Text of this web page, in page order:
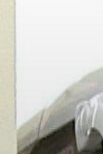
LÁTVÁNYOSSÁGOK
GYÖNGYÖS
VÁROS
ÉRTÉKTÁRA